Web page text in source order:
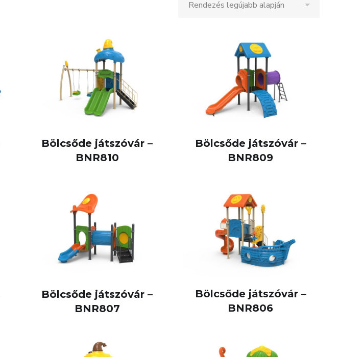
Bölcsőde játszóvár –
BNR810
Bölcsőde játszóvár –
BNR809
Bölcsőde játszóvár –
BNR807
Bölcsőde játszóvár –
BNR806